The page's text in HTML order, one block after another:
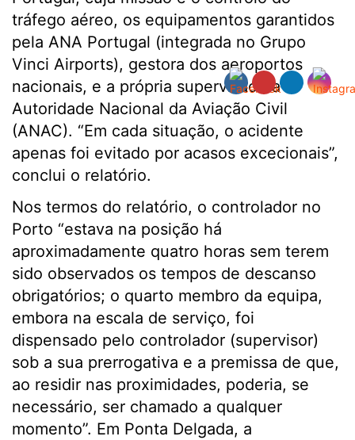
tráfego aéreo, os equipamentos garantidos
pela ANA Portugal (integrada no Grupo
Vinci Airports), gestora dos aeroportos
nacionais, e a própria supervisão da
Autoridade Nacional da Aviação Civil
(ANAC). “Em cada situação, o acidente
apenas foi evitado por acasos excecionais”,
conclui o relatório.
Nos termos do relatório, o controlador no
Porto “estava na posição há
aproximadamente quatro horas sem terem
sido observados os tempos de descanso
obrigatórios; o quarto membro da equipa,
embora na escala de serviço, foi
dispensado pelo controlador (supervisor)
sob a sua prerrogativa e a premissa de que,
ao residir nas proximidades, poderia, se
necessário, ser chamado a qualquer
momento”. Em Ponta Delgada, a